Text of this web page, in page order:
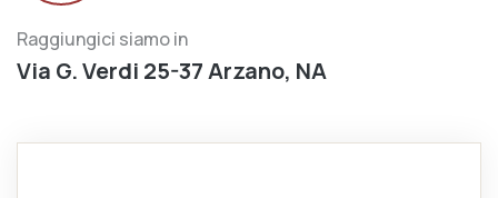
Raggiungici siamo in
Via G. Verdi 25-37 Arzano, NA